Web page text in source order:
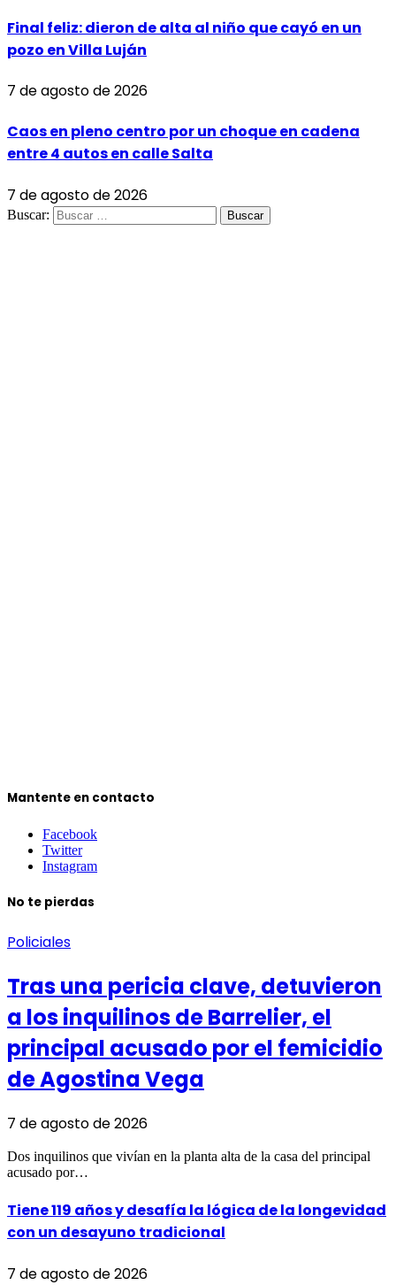
Final feliz: dieron de alta al niño que cayó en un
pozo en Villa Luján
7 de agosto de 2026
Caos en pleno centro por un choque en cadena
entre 4 autos en calle Salta
7 de agosto de 2026
Buscar:
Mantente en contacto
Facebook
Twitter
Instagram
No te pierdas
Policiales
Tras una pericia clave, detuvieron
a los inquilinos de Barrelier, el
principal acusado por el femicidio
de Agostina Vega
7 de agosto de 2026
Dos inquilinos que vivían en la planta alta de la casa del principal
acusado por…
Tiene 119 años y desafía la lógica de la longevidad
con un desayuno tradicional
7 de agosto de 2026